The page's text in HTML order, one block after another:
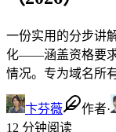
一份实用的分步讲
化——涵盖资格要求
情况。专为域名所
卞芬薇 作者·
12 分钟阅读